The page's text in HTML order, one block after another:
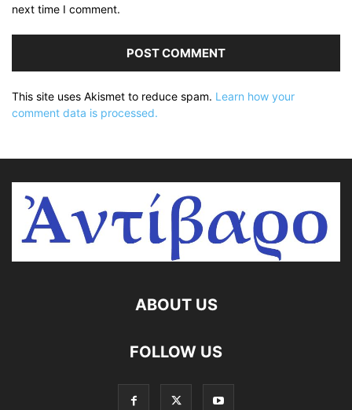
next time I comment.
This site uses Akismet to reduce spam. Learn how your
comment data is processed.
ABOUT US
FOLLOW US